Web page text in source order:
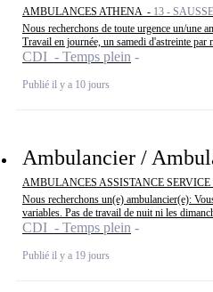
AMBULANCES ATHENA - 13 -
Nous recherchons de toute urgence un/une
Travail en journée, un samedi d'astreinte
CDI - Temps plein
Publié il y a 10 jours
Ambulancier /
AMBULANCES ASSISTANCE
Nous recherchons un(e) ambulancier(e):
variables. Pas de travail de nuit ni les
CDI - Temps plein
Publié il y a 19 jours